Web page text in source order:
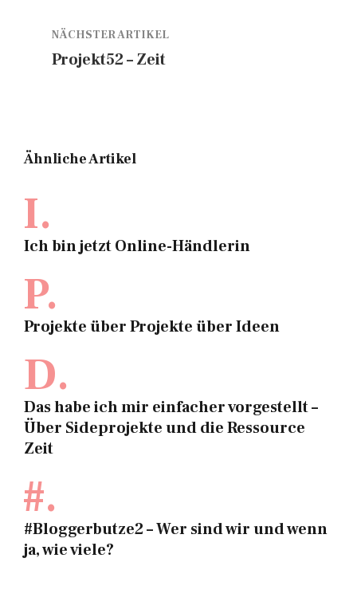
NÄCHSTER ARTIKEL
Projekt52 – Zeit
Ähnliche Artikel
I.
Ich bin jetzt Online-Händlerin
P.
Projekte über Projekte über Ideen
D.
Das habe ich mir einfacher vorgestellt –
Über Sideprojekte und die Ressource
Zeit
#.
#Bloggerbutze2 – Wer sind wir und wenn
ja, wie viele?